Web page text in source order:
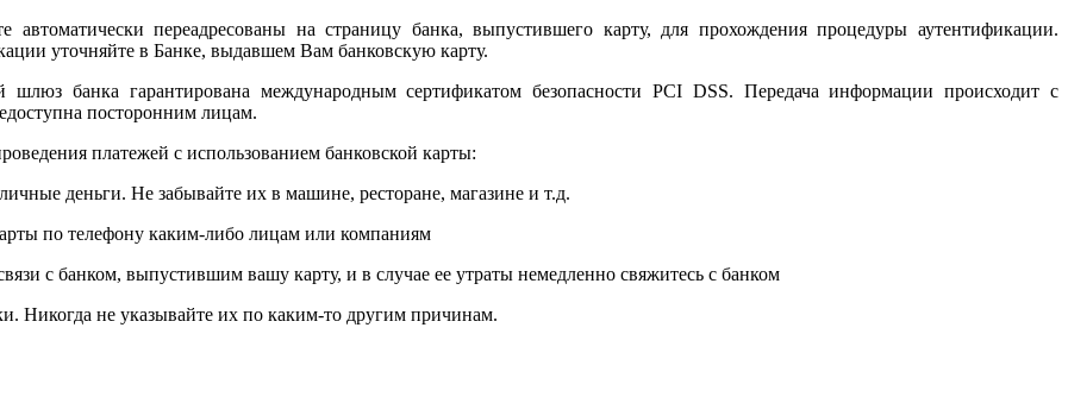
переадресованы на страницу банка, выпустившего карту, для прохождения процедуры аутентификации.
уточняйте в Банке, выдавшем Вам банковскую карту.
шлюз банка гарантирована международным сертификатом безопасности PCI DSS. Передача информации происходит с
посторонним лицам.
платежей с использованием банковской карты:
деньги. Не забывайте их в машине, ресторане, магазине и т.д.
по телефону каким-либо лицам или компаниям
с банком, выпустившим вашу карту, и в случае ее утраты немедленно свяжитесь с банком
Никогда не указывайте их по каким-то другим причинам.